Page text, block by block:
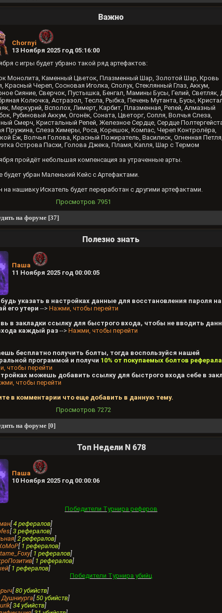
Важно
Chornyi
13 Ноября 2025 год 05:16:00
с игры будет убрано такой ряд артефактов:
Монолита, Каменный Цветок, Плазменный Шар, Золотой Шар, Кровь
Красный Череп, Сосновая Иголка, Сполух, Стеклянный Глаз, Аккум,
Сияние, Сверчок, Пустышка, Бенгал, Мамины Бусы, Гелий, Светляк,
Колючка, Астразол, Тесла, Рыбка, Печень Мутанта, Бусы,
Меркурий, Всполох, Лимерт, Карбит, Плазменная, Репей, Алмазный
Рубиновый Аккум, Огонёк, Соната, Цветорг, Сопля, Волчья Слеза,
Смерч, Кристальный Репей, Железное Сердце, Сердце
Пружина, Слеза Химеры, Роса, Корешок, Компас, Череп Контролёра,
Ёж, Волчья Голова, Красный Пожиратель, Василиск, Огненная Петля,
Острова Пасхи, Голова Джека, Пламя, Капля, Шар с Термом
пройдёт небольшая компенсация за утраченные арты.
будет убран Маленький Кейс с Артефактами.
на нашивку Искатель будет переработан с другими артефактами.
Просмотров 7951
на форуме [37]
Полезно знать
Паша
11 Ноября 2025 год 00:00:05
указать в настройках данные для восстановления пароля на
его утери --> Нажми, чтобы перейти
в закладки ссылку для быстрого входа, чтобы не вводить
каждый раз --> Нажми, чтобы перейти
бесплатно получить болты, тогда воспользуйся нашей
программой и получи 10% от покупаемых болтов
чтобы перейти
можешь добавить ссылку для быстрого входа себе в
чтобы перейти
в комментарии что еще добавить в данную тему.
Просмотров 7272
на форуме [0]
Топ Недели N 678
Паша
10 Ноября 2025 год 00:00:06
Победители Турнира реферов
[ 4 рефералов]
[ 3 рефералов]
[ 2 рефералов]
[ 1 рефералов]
[ 1 рефералов]
[ 1 рефералов]
[ 1 рефералов]
Победители Турнира убийц
[ 80 убийств]
Душниурга[ 50 убийств]
[ 34 убийств]